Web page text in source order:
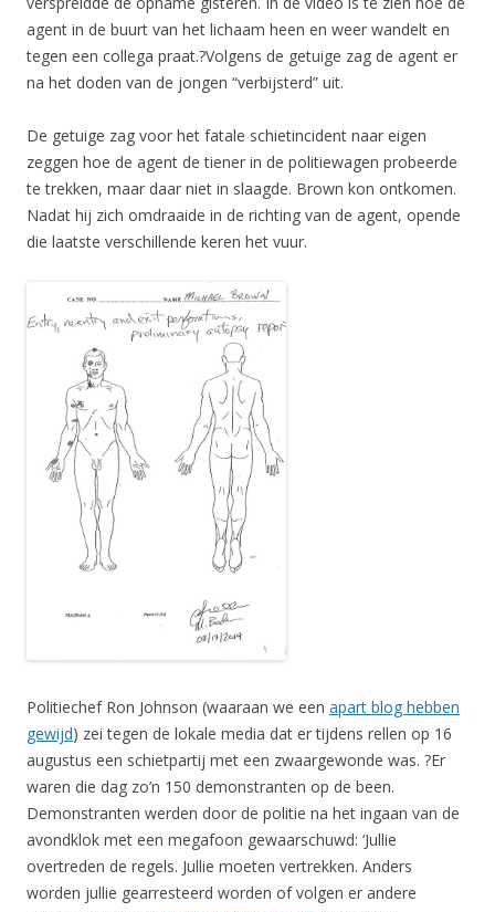
agent in de buurt van het lichaam heen en weer wandelt en
tegen een collega praat.?Volgens de getuige zag de agent er
na het doden van de jongen “verbijsterd” uit.
De getuige zag voor het fatale schietincident naar eigen
zeggen hoe de agent de tiener in de politiewagen probeerde
te trekken, maar daar niet in slaagde. Brown kon ontkomen.
Nadat hij zich omdraaide in de richting van de agent, opende
die laatste verschillende keren het vuur.
Politiechef Ron Johnson (waaraan we een apart blog hebben
gewijd) zei tegen de lokale media dat er tijdens rellen op 16
augustus een schietpartij met een zwaargewonde was. ?Er
waren die dag zo’n 150 demonstranten op de been.
Demonstranten werden door de politie na het ingaan van de
avondklok met een megafoon gewaarschuwd: ‘Jullie
overtreden de regels. Jullie moeten vertrekken. Anders
worden jullie gearresteerd worden of volgen er andere